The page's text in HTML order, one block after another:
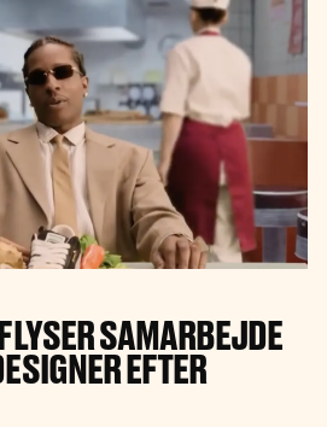
SAMARBEJDE
EFTER